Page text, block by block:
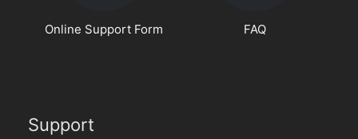
Online Support Form FAQ
Support